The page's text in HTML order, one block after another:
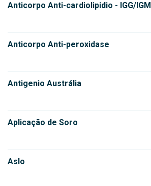
Anticorpo Anti-cardiolipidio - IGG/IGM
Anticorpo Anti-peroxidase
Antigenio Austrália
Aplicação de Soro
Aslo